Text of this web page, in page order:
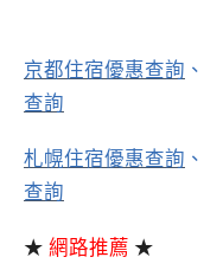
京都住宿優惠查詢 、
查詢
札幌住宿優惠查詢 、
查詢
★ 網路推薦 ★